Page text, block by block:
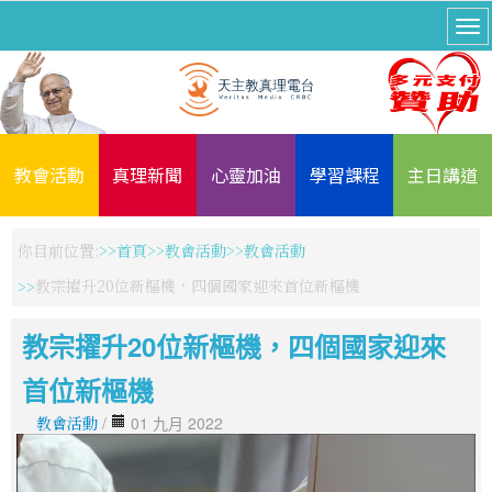
教會活動 真理新聞 心靈加油 學習課程 主日講道
你目前位置: 首頁 教會活動
教會活動
教宗擢升20位新樞機，四個國家迎來首位新樞機
教宗擢升20位新樞機，四個國家迎來
首位新樞機
教會活動 / 01 九月 2022